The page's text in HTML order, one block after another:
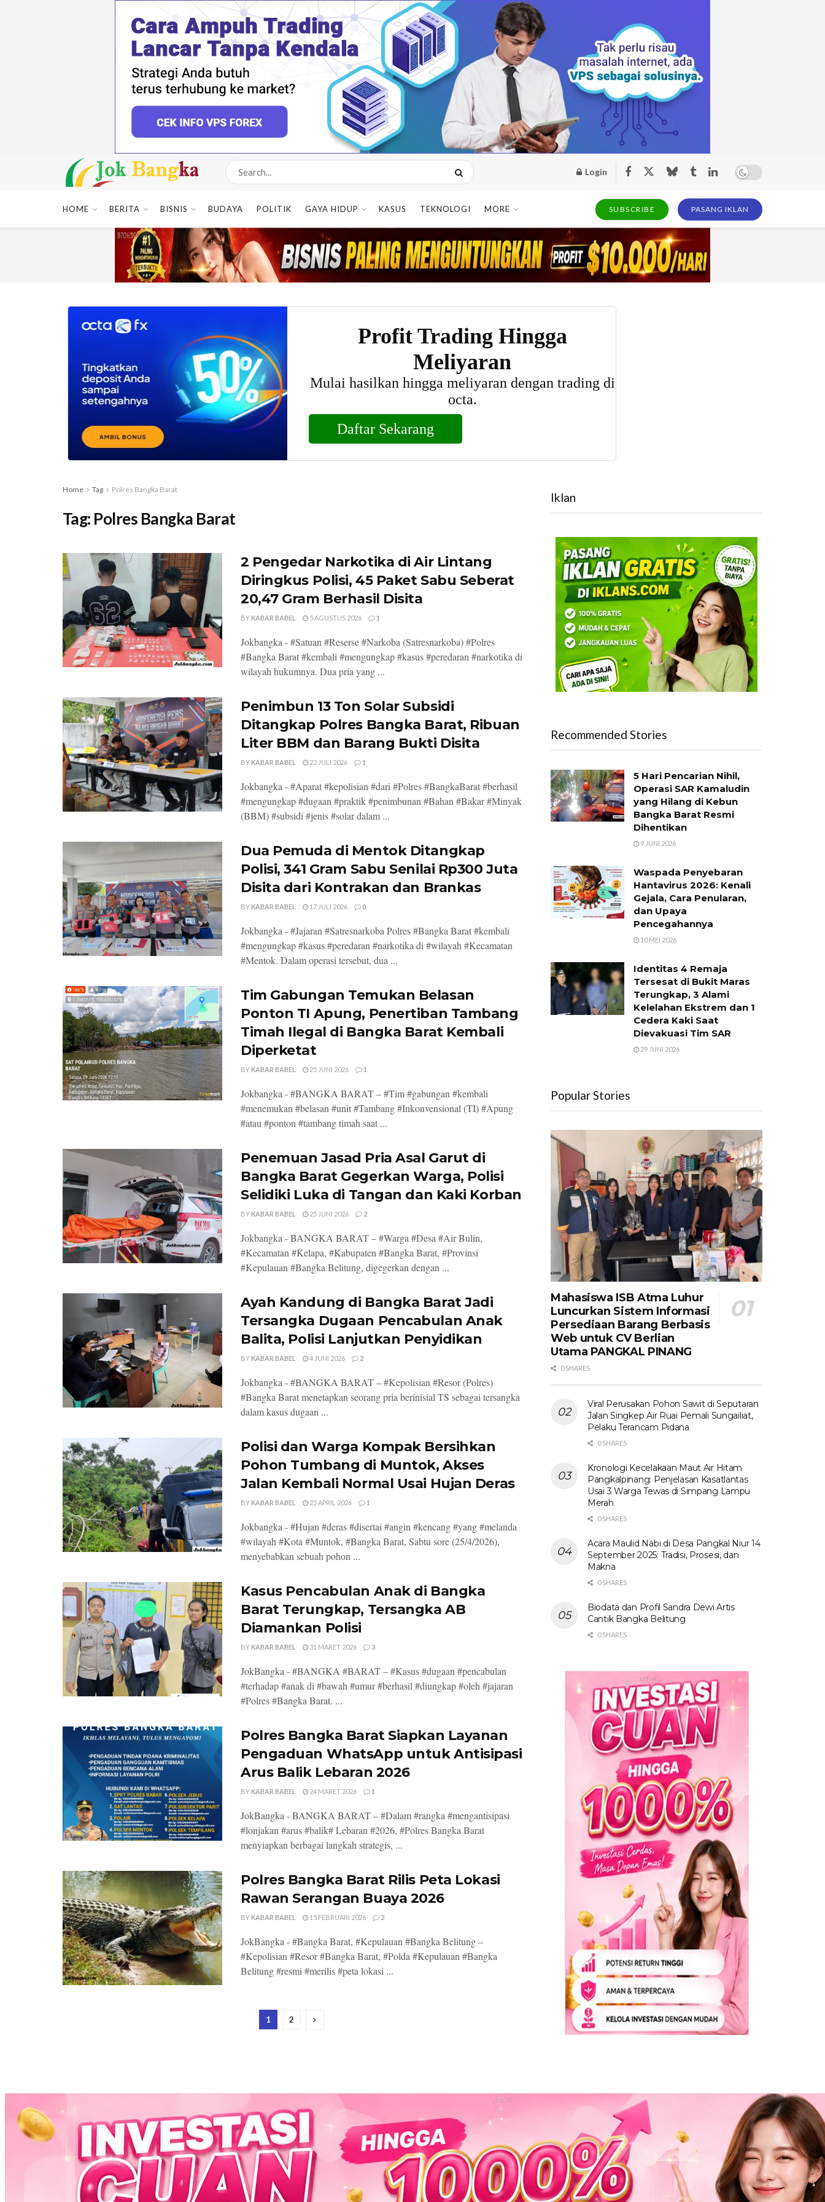
Login
HOME BERITA BISNIS BUDAYA POLITIK GAYA HIDUP KASUS TEKNOLOGI MORE SUBSCRIBE PASANG IKLAN
Home Tag Polres Bangka Barat
Tag: Polres Bangka Barat
2 Pengedar Narkotika di Air Lintang
Diringkus Polisi, 45 Paket Sabu Seberat
20,47 Gram Berhasil Disita
BYKABAR BABEL 5 AGUSTUS 2026 1
Jokbangka - #Satuan #Reserse #Narkoba (Satresnarkoba) #Polres
#Bangka Barat #kembali #mengungkap #kasus #peredaran #narkotika di
wilayah hukumnya. Dua pria yang ...
Penimbun 13 Ton Solar Subsidi
Ditangkap Polres Bangka Barat, Ribuan
Liter BBM dan Barang Bukti Disita
BYKABAR BABEL 22 JULI 2026 1
Jokbangka - #Aparat #kepolisian #dari #Polres #BangkaBarat #berhasil
#mengungkap #dugaan #praktik #penimbunan #Bahan #Bakar #Minyak
(BBM) #subsidi #jenis #solar dalam ...
Dua Pemuda di Mentok Ditangkap
Polisi, 341 Gram Sabu Senilai Rp300 Juta
Disita dari Kontrakan dan Brankas
BYKABAR BABEL 17 JULI 2026 0
Jokbangka - #Jajaran #Satresnarkoba Polres #Bangka Barat #kembali
#mengungkap #kasus #peredaran #narkotika di #wilayah #Kecamatan
#Mentok. Dalam operasi tersebut, dua ...
Tim Gabungan Temukan Belasan
Ponton TI Apung, Penertiban Tambang
Timah Ilegal di Bangka Barat Kembali
Diperketat
BYKABAR BABEL 25 JUNI 2026 1
Jokbangka - #BANGKA BARAT – #Tim #gabungan #kembali
#menemukan #belasan #unit #Tambang #Inkonvensional (TI) #Apung
#atau #ponton #tambang timah saat ...
Penemuan Jasad Pria Asal Garut di
Bangka Barat Gegerkan Warga, Polisi
Selidiki Luka di Tangan dan Kaki Korban
BYKABAR BABEL 25 JUNI 2026 2
Jokbangka - BANGKA BARAT – #Warga #Desa #Air Bulin,
#Kecamatan #Kelapa, #Kabupaten #Bangka Barat, #Provinsi
#Kepulauan #Bangka Belitung, digegerkan dengan ...
Ayah Kandung di Bangka Barat Jadi
Tersangka Dugaan Pencabulan Anak
Balita, Polisi Lanjutkan Penyidikan
BYKABAR BABEL 4 JUNI 2026 2
Jokbangka - #BANGKA BARAT – #Kepolisian #Resor (Polres)
#Bangka Barat menetapkan seorang pria berinisial TS sebagai tersangka
dalam kasus dugaan ...
Polisi dan Warga Kompak Bersihkan
Pohon Tumbang di Muntok, Akses
Jalan Kembali Normal Usai Hujan Deras
BYKABAR BABEL 25 APRIL 2026 1
Jokbangka - #Hujan #deras #disertai #angin #kencang #yang #melanda
#wilayah #Kota #Muntok, #Bangka Barat, Sabtu sore (25/4/2026),
menyebabkan sebuah pohon ...
Kasus Pencabulan Anak di Bangka
Barat Terungkap, Tersangka AB
Diamankan Polisi
BYKABAR BABEL 31 MARET 2026 3
JokBangka - #BANGKA #BARAT – #Kasus #dugaan #pencabulan
#terhadap #anak di #bawah #umur #berhasil #diungkap #oleh #jajaran
#Polres #Bangka Barat. ...
Polres Bangka Barat Siapkan Layanan
Pengaduan WhatsApp untuk Antisipasi
Arus Balik Lebaran 2026
BYKABAR BABEL 24 MARET 2026 1
JokBangka - BANGKA BARAT – #Dalam #rangka #mengantisipasi
#lonjakan #arus #balik# Lebaran #2026, #Polres Bangka Barat
menyiapkan berbagai langkah strategis, ...
Polres Bangka Barat Rilis Peta Lokasi
Rawan Serangan Buaya 2026
BYKABAR BABEL 15 FEBRUARI 2026 2
JokBangka - #Bangka Barat, #Kepulauan #Bangka Belitung –
#Kepolisian #Resor #Bangka Barat, #Polda #Kepulauan #Bangka
Belitung #resmi #merilis #peta lokasi ...
1 2
Iklan
Recommended Stories
5 Hari Pencarian Nihil,
Operasi SAR Kamaludin
yang Hilang di Kebun
Bangka Barat Resmi
Dihentikan
9 JUNI 2026
Waspada Penyebaran
Hantavirus 2026: Kenali
Gejala, Cara Penularan,
dan Upaya
Pencegahannya
10 MEI 2026
Identitas 4 Remaja
Tersesat di Bukit Maras
Terungkap, 3 Alami
Kelelahan Ekstrem dan 1
Cedera Kaki Saat
Dievakuasi Tim SAR
29 JUNI 2026
Popular Stories
Mahasiswa ISB Atma Luhur
Luncurkan Sistem Informasi
Persediaan Barang Berbasis
Web untuk CV Berlian
Utama​ PANGKAL PINANG
0 SHARES
Viral Perusakan Pohon Sawit di Seputaran
Jalan Singkep Air Ruai Pemali Sungailiat,
Pelaku Terancam Pidana
0 SHARES
Kronologi Kecelakaan Maut Air Hitam
Pangkalpinang: Penjelasan Kasatlantas
Usai 3 Warga Tewas di Simpang Lampu
Merah
0 SHARES
Acara Maulid Nabi di Desa Pangkal Niur 14
September 2025: Tradisi, Prosesi, dan
Makna
0 SHARES
Biodata dan Profil Sandra Dewi Artis
Cantik Bangka Belitung
0 SHARES